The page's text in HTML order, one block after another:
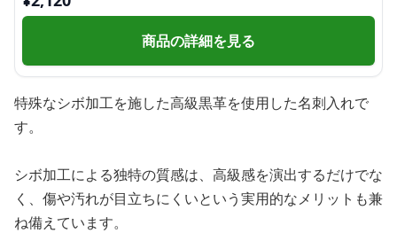
商品の詳細を見る
特殊なシボ加工を施した高級黒革を使用した名刺入れで
す。
シボ加工による独特の質感は、高級感を演出するだけでな
く、傷や汚れが目立ちにくいという実用的なメリットも兼
ね備えています。